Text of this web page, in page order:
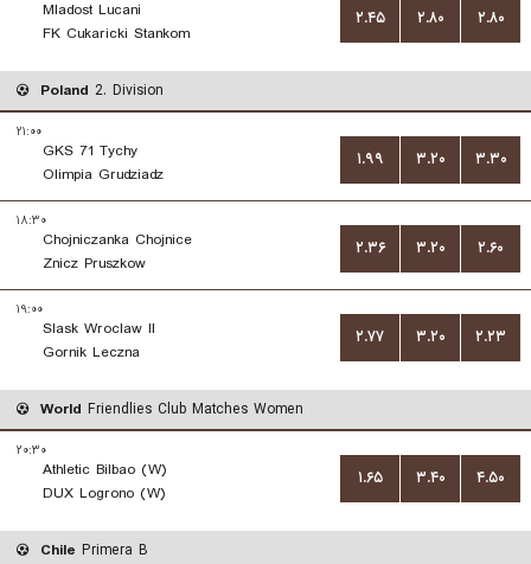
Mladost Lucani
FK Cukaricki Stankom
۲.۴۵ ۲.۸۰ ۲.۸۰
Poland 2. Division
۲۱:۰۰
GKS 71 Tychy
Olimpia Grudziadz
۱.۹۹ ۳.۲۰ ۳.۳۰
۱۸:۳۰
Chojniczanka Chojnice
Znicz Pruszkow
۲.۳۶ ۳.۲۰ ۲.۶۰
۱۹:۰۰
Slask Wroclaw II
Gornik Leczna
۲.۷۷ ۳.۲۰ ۲.۲۳
World Friendlies Club Matches Women
۲۰:۳۰
Athletic Bilbao (W)
DUX Logrono (W)
۱.۶۵ ۳.۴۰ ۴.۵۰
Chile Primera B